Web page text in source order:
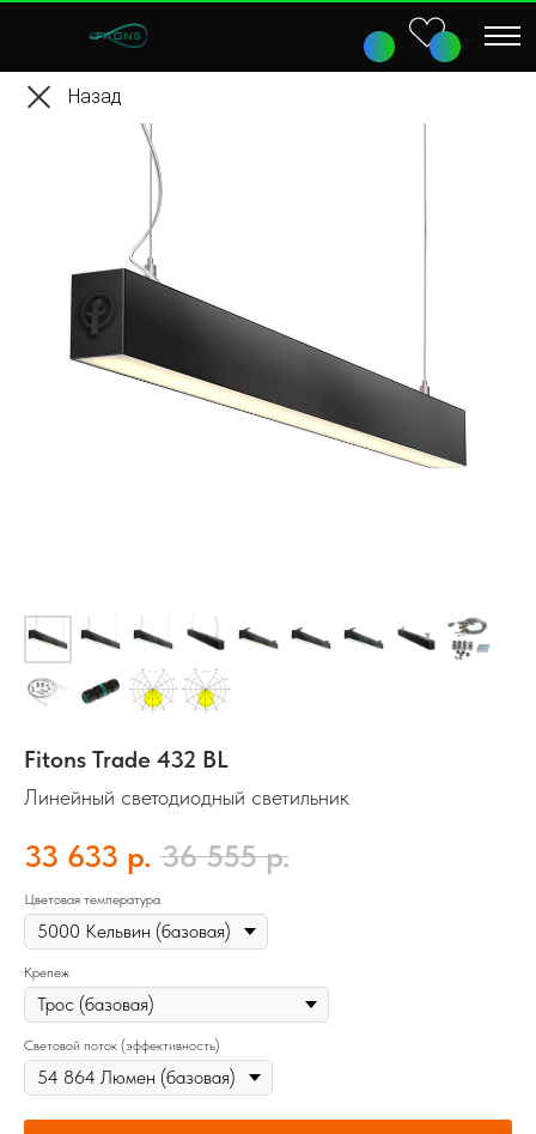
Назад
Fitons Trade 432 BL
Линейный светодиодный светильник
33 633 р. 36 555 р.
Цветовая температура
Крепеж
Световой поток (эффективность)